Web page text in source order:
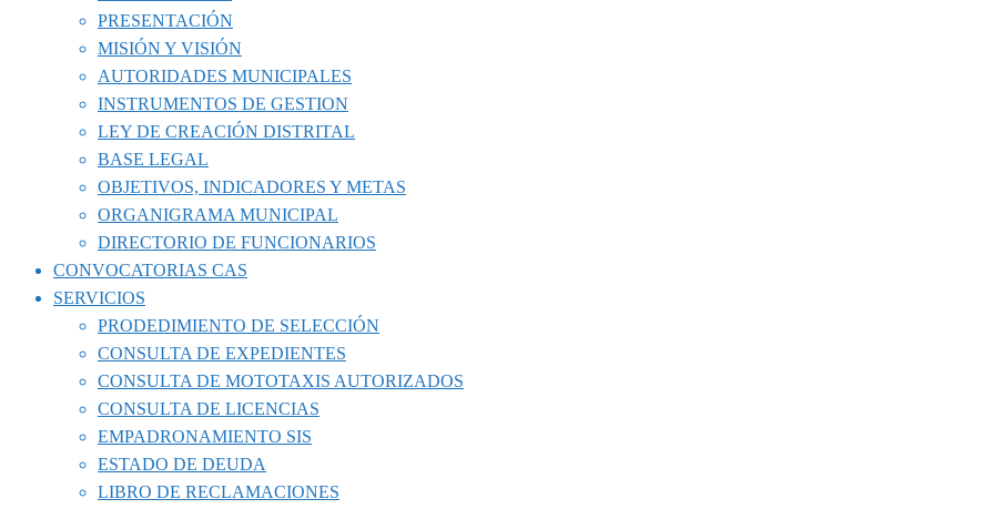
PRESENTACIÓN
MISIÓN Y VISIÓN
AUTORIDADES MUNICIPALES
INSTRUMENTOS DE GESTION
LEY DE CREACIÓN DISTRITAL
BASE LEGAL
OBJETIVOS, INDICADORES Y METAS
ORGANIGRAMA MUNICIPAL
DIRECTORIO DE FUNCIONARIOS
CONVOCATORIAS CAS
SERVICIOS
PRODEDIMIENTO DE SELECCIÓN
CONSULTA DE EXPEDIENTES
CONSULTA DE MOTOTAXIS AUTORIZADOS
CONSULTA DE LICENCIAS
EMPADRONAMIENTO SIS
ESTADO DE DEUDA
LIBRO DE RECLAMACIONES